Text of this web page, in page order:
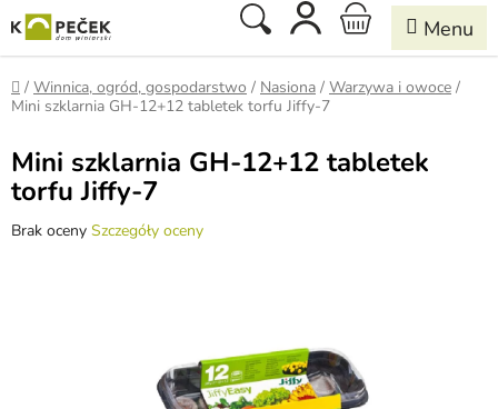
do
treści
Szukaj KOSZYK
Home
/ Winnica, ogród, gospodarstwo / Nasiona / Warzywa i owoce /
Mini szklarnia GH-12+12 tabletek torfu Jiffy-7
Mini szklarnia GH-12+12 tabletek
torfu Jiffy-7
Średnia
Brak oceny Szczegóły oceny